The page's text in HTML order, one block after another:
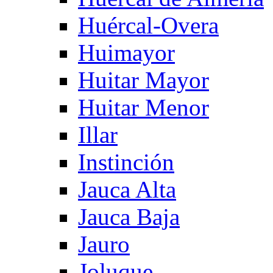
Huércal-Overa
Huimayor
Huitar Mayor
Huitar Menor
Illar
Instinción
Jauca Alta
Jauca Baja
Jauro